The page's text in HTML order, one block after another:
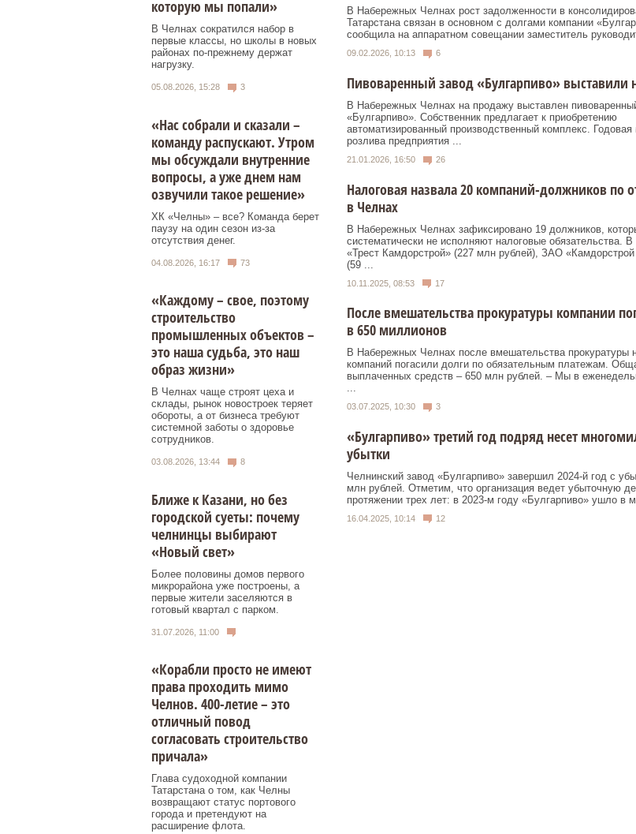
которую мы попали»
В Челнах сократился набор в
первые классы, но школы в новых
районах по-прежнему держат
нагрузку.
05.08.2026, 15:28 3
«Нас собрали и сказали –
команду распускают. Утром
мы обсуждали внутренние
вопросы, а уже днем нам
озвучили такое решение»
ХК «Челны» – все? Команда берет
паузу на один сезон из-за
отсутствия денег.
04.08.2026, 16:17 73
«Каждому – свое, поэтому
строительство
промышленных объектов –
это наша судьба, это наш
образ жизни»
В Челнах чаще строят цеха и
склады, рынок новостроек теряет
обороты, а от бизнеса требуют
системной заботы о здоровье
сотрудников.
03.08.2026, 13:44 8
Ближе к Казани, но без
городской суеты: почему
челнинцы выбирают
«Новый свет»
Более половины домов первого
микрорайона уже построены, а
первые жители заселяются в
готовый квартал с парком.
31.07.2026, 11:00
«Корабли просто не имеют
права проходить мимо
Челнов. 400-летие – это
отличный повод
согласовать строительство
причала»
Глава судоходной компании
Татарстана о том, как Челны
возвращают статус портового
города и претендуют на
расширение флота.
В Набережных Челнах рост задолженности в
Татарстана связан в основном с долгами компании
сообщила на аппаратном совещании заместитель
09.02.2026, 10:13 6
Пивоваренный завод «Булгарпиво» выставили
В Набережных Челнах на продажу выставлен
«Булгарпиво». Собственник предлагает к приобретению
автоматизированный производственный комплекс.
розлива предприятия ...
21.01.2026, 16:50 26
Налоговая назвала 20 компаний-должников по
в Челнах
В Набережных Челнах зафиксировано 19 должников,
систематически не исполняют налоговые обязательства.
«Трест Камдорстрой» (227 млн рублей), ЗАО «Камдорстрой
(59 ...
10.11.2025, 08:53 17
После вмешательства прокуратуры компании
в 650 миллионов
В Набережных Челнах после вмешательства прокуратуры
компаний погасили долги по обязательным платежам.
выплаченных средств – 650 млн рублей. – Мы в
...
03.07.2025, 10:30 3
«Булгарпиво» третий год подряд несет
убытки
Челнинский завод «Булгарпиво» завершил 2024-й год с
млн рублей. Отметим, что организация ведет убыточную
протяжении трех лет: в 2023-м году «Булгарпиво» ушло в
16.04.2025, 10:14 12